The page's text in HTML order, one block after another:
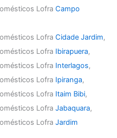
LofraCampo
LofraCidade Jardim,
Lofra Ibirapuera,
Lofra Interlagos,
Lofra Ipiranga,
Lofra Itaim Bibi,
LofraJabaquara,
LofraJardim